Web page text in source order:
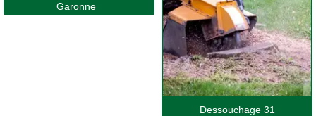
Garonne
Dessouchage 31